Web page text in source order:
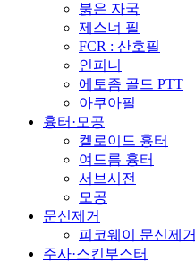
붉은 자국
제스너 필
FCR : 산호필
인피니
에토좀 골드 PTT
아쿠아필
흉터·모공
켈로이드 흉터
여드름 흉터
서브시전
모공
문신제거
피코웨이 문신제거
주사·스킨부스터